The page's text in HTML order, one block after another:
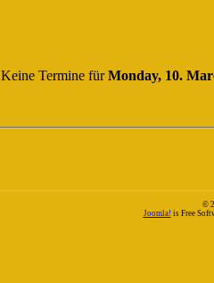
Keine Termine fürMonday, 10.
©
Joomla! is Free